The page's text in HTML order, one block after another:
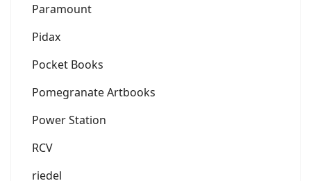
Paramount
Pidax
Pocket Books
Pomegranate Artbooks
Power Station
RCV
riedel